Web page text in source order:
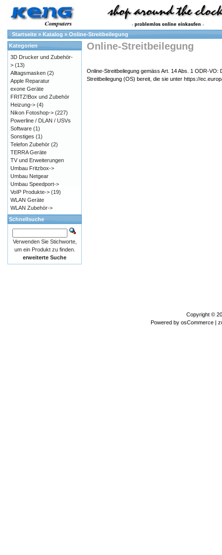
Startseite » Katalog » Online-Streitbeilegung
Online-Streitbeilegung
Online-Streitbeilegung gemäss Art. 14 Abs. 1 ODR-
Streitbeilegung (OS) bereit, die sie unter https://
Kategorien
3D Drucker und Zubehör-
> (13)
Alltagsmasken (2)
Apple Reparatur
exone Geräte
FRITZ!Box und Zubehör
Heizung-> (4)
Nikon Fotoshop-> (227)
Powerline / DLAN / USVs
Software (1)
Sonstiges (1)
Telefon Zubehör (2)
TERRA Geräte
TV und Erweiterungen
Umbau Fritzbox->
Umbau Netgear
Umbau Speedport->
VoIP Produkte-> (19)
WLAN Geräte
WLAN Zubehör->
Schnellsuche
Verwenden Sie Stichworte,
um ein Produkt zu finden.
erweiterte Suche
Copyright ©
Powered by osCommerce |